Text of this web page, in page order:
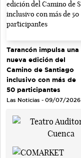
Tarancón impulsa una
nueva edición del
Camino de Santiago
inclusivo con más de
50 participantes
Las Noticias - 09/07/2026